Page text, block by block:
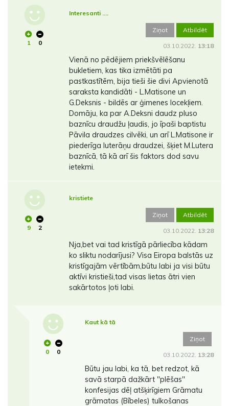
1 0
Interesanti ....
Ziņot Atbildēt
03.10.2022. 13:18
Vienā no pēdējiem priekšvēlēšanu
bukletiem, kas tika izmētāti pa
pastkastītēm, bija tieši šie divi Apvienotā
saraksta kandidāti - L.Matisone un
G.Deksnis - bildēs ar ģimenes locekļiem.
Domāju, ka par A.Deksni daudz pluso
baznīcu draudžu ļaudis, jo īpaši baptistu
Pāvila draudzes cilvēki, un arī L.Matisone ir
piederīga luterāņu draudzei, šķiet M.Lutera
baznīcā, tā kā arī šis faktors dod savu
ietekmi.
9 2
kristiete
Ziņot Atbildēt
03.10.2022. 13:28
Nja,bet vai tad kristīgā pārliecība kādam
ko sliktu nodarījusi? Visa Eiropa balstās uz
kristīgajām vērtībām,būtu labi ja visi būtu
aktīvi kristieši,tad visas lietas ātri vien
sakārtotos ļoti labi.
0 0
Kaut kā tā
Ziņot
03.10.2022. 13:28
Būtu jau labi, ka tā, bet redzot, kā
savā starpā dažkārt ''plēšas''
konfesijas dēļ atšķirīgiem Grāmatu
grāmatas (Bībeles) tulkošanas